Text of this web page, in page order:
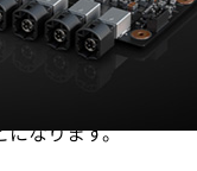
に提供されることを
になります。